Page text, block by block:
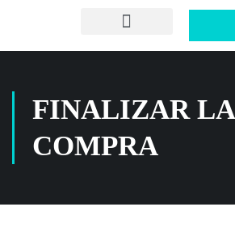
FINALIZAR LA
COMPRA